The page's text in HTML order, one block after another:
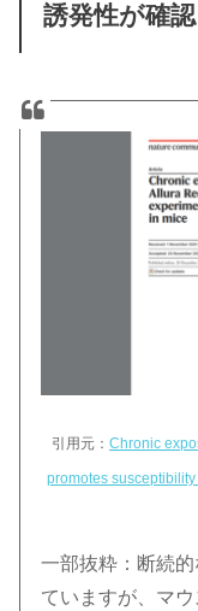
誘発性が確認
引用元： Chronic
promotes
一部抜粋：断続
ていますが、マ